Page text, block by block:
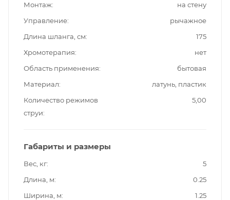
Монтаж
на стену
Управление
рычажное
Длина шланга, см
175
Хромотерапия
нет
Область применения
бытовая
Материал
латунь, пластик
Количество режимов
струи
5,00
Габариты и размеры
Вес, кг
5
Длина, м
0.25
Ширина, м
1.25